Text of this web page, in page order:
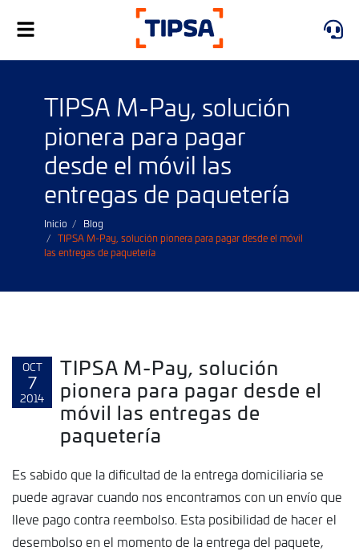
Alternar
navegación
TIPSA M-Pay, solución
pionera para pagar
desde el móvil las
entregas de paquetería
Inicio
Blog
TIPSA M-Pay, solución pionera para pagar desde el móvil
las entregas de paquetería
OCT
7
2014
TIPSA M-Pay, solución
pionera para pagar desde el
móvil las entregas de
paquetería
Es sabido que la dificultad de la entrega domiciliaria se
puede agravar cuando nos encontramos con un envío que
lleve pago contra reembolso. Esta posibilidad de hacer el
desembolso en el momento de la entrega del paquete,